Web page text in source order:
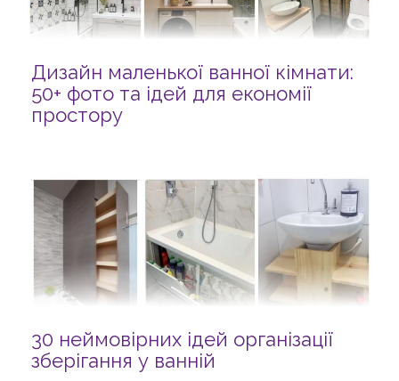
Дизайн маленької ванної кімнати:
50+ фото та ідей для економії
простору
30 неймовірних ідей організації
зберігання у ванній